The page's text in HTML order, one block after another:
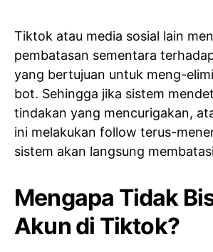
Tiktok atau media sosial lain
pembatasan sementara
yang bertujuan untuk meng-
bot. Sehingga jika sistem
tindakan yang mencurigakan,
ini melakukan follow terus-
sistem akan langsung
Mengapa Tidak
Akun di Tiktok?